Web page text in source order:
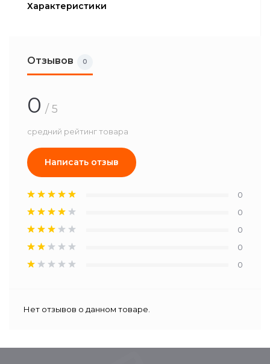
Характеристики
Отзывов 0
0 / 5
средний рейтинг товара
Написать отзыв
0
0
0
0
0
Нет отзывов о данном товаре.